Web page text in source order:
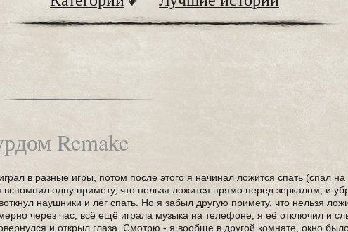
Remake
в разные игры, потом после этого я начинал ложится спать (спал на
одну примету, что нельзя ложится прямо перед зеркалом, и
наушники и лёг спать. Но я забыл другую примету, что нельзя
через час, всё ещё играла музыка на телефоне, я её отключил и
и открыл глаза. Смотрю - я вообще в другой комнате, окно